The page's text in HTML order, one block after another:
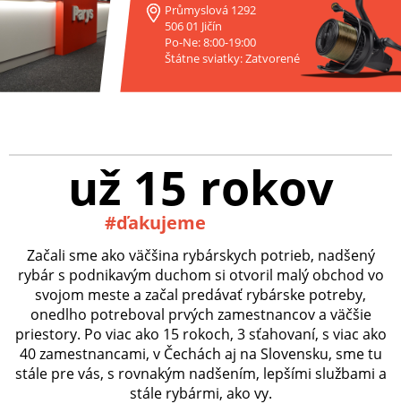
Průmyslová 1292
506 01 Jičín
Po-Ne: 8:00-19:00
Štátne sviatky: Zatvorené
už 15 rokov
#ďakujeme
Začali sme ako väčšina rybárskych potrieb, nadšený
rybár s podnikavým duchom si otvoril malý obchod vo
svojom meste a začal predávať rybárske potreby,
onedlho potreboval prvých zamestnancov a väčšie
priestory. Po viac ako 15 rokoch, 3 sťahovaní, s viac ako
40 zamestnancami, v Čechách aj na Slovensku, sme tu
stále pre vás, s rovnakým nadšením, lepšími službami a
stále rybármi, ako vy.